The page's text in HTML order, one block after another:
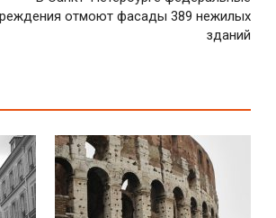
отмоют фасады 389 нежилых
зданий